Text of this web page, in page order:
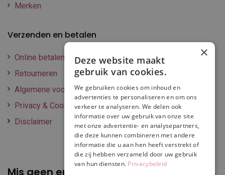
Merken
Verzenden en betalen
Online betalen
Retourneren
Algemene voorwaarden
Privacy & Cookie policy
Disclaimer
Mis geen enkele promotie of korting
×
Deze website maakt
gebruik van cookies.
We gebruiken cookies om inhoud en
advertenties te personaliseren en om ons
verkeer te analyseren. We delen ook
informatie over uw gebruik van onze site
met onze advertentie- en analysepartners,
die deze kunnen combineren met andere
informatie die u aan hen heeft verstrekt of
die zij hebben verzameld door uw gebruik
van hun diensten. Privacybeleid